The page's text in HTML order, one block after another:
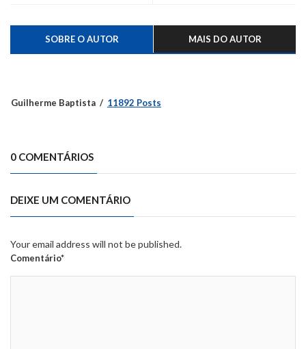
SOBRE O AUTOR MAIS DO AUTOR
Guilherme Baptista 11892 Posts
0 COMENTÁRIOS
DEIXE UM COMENTÁRIO
Your email address will not be published.
Comentário*